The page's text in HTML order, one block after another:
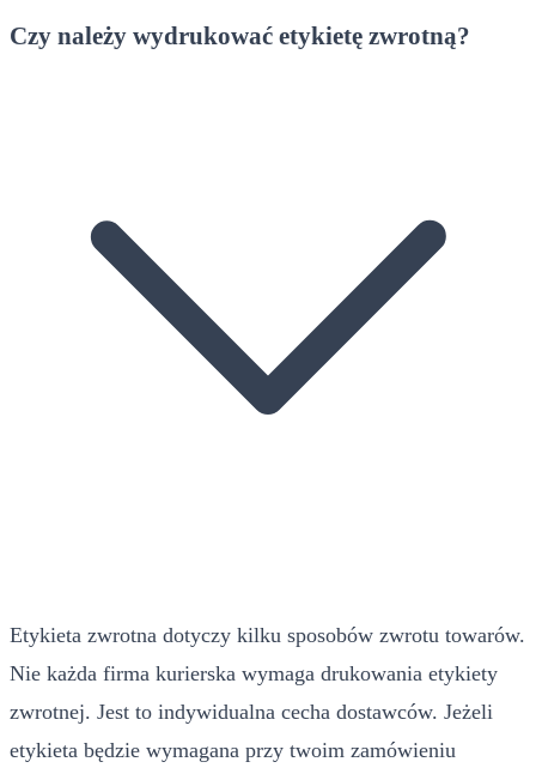
Czy należy wydrukować etykietę zwrotną?
Etykieta zwrotna dotyczy kilku sposobów zwrotu towarów.
Nie każda firma kurierska wymaga drukowania etykiety
zwrotnej. Jest to indywidualna cecha dostawców. Jeżeli
etykieta będzie wymagana przy twoim zamówieniu